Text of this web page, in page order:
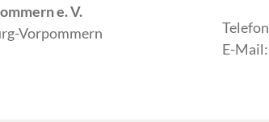
e. V.
Vorpommern
E-Mail: